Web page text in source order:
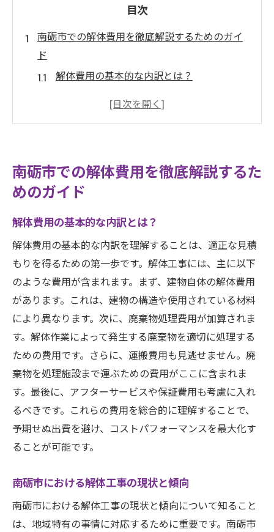
目次
南砺市での解体費用を徹底解説するためのガイ
ド
解体費用の基本的な内訳とは？
南砺市における解体工事の現状と傾向
スの特徴
南砺市での解体費用に関するよくある質問
解体工事の費用を抑えるための南砺市特有の方
地元業者の選定とそのメリット
建物の構造別に見る費用削減のポイント
廃材のリサイクルと再利用によるコストダ
ウン
解体前の事前調査とその重要性
南砺市ならではの助成金や補助金制度の活
用
複数業者からの見積もり取りによる費用比
較
面積別に見る南砺市の解体費用の見積もり例
中規模住宅（50㎡〜100㎡）の解体費用例
大規模住宅（100㎡以上）の解体費用例
商業施設の解体費用例
南砺市での解体費用を徹底解説するた
めのガイド
解体費用の基本的な内訳とは？
解体費用の基本的な内訳を理解することは、適正な見積
もりを得るための第一歩です。解体工事には、主に以下
のような費用が含まれます。まず、建物自体の解体費用
があります。これは、建物の構造や使用されている材料
により異なります。次に、廃棄物処理費用が加算されま
す。解体作業によって発生する廃棄物を適切に処理する
ための費用です。さらに、運搬費用も見逃せません。廃
棄物を処理施設まで運ぶための費用がここに含まれま
す。最後に、アフターサービスや保証費用も考慮に入れ
るべきです。これらの費用を総合的に理解することで、
予期せぬ出費を避け、コストパフォーマンスを最大化す
ることが可能です。
南砺市における解体工事の現状と傾向
南砺市における解体工事の現状と傾向について知ること
は、地域特有の事情に対応するために重要です。南砺市